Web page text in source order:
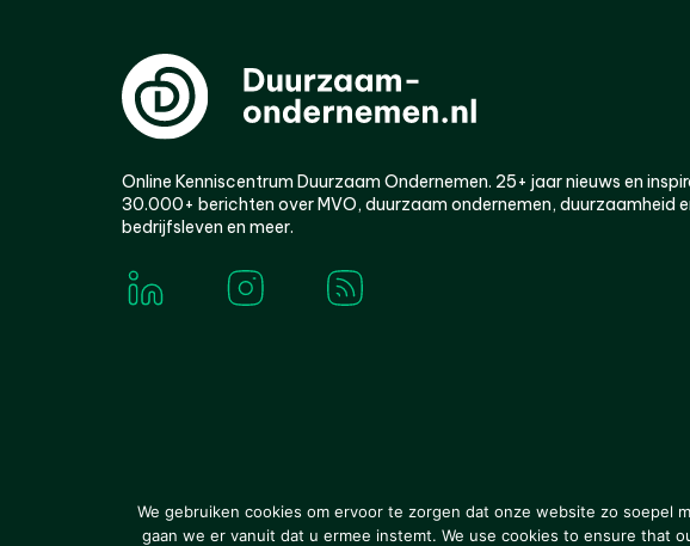
Online Kenniscentrum Duurzaam Ondernemen. 25+ jaar nieuws en
30.000+ berichten over MVO, duurzaam ondernemen, duurzaamheid
bedrijfsleven en meer.
© 2000-2026 Van der Molen EIS Colofon Disclaimer Privacy
We gebruiken cookies om ervoor te zorgen dat onze website zo soepel
gaan we er vanuit dat u ermee instemt. We use cookies to ensure that